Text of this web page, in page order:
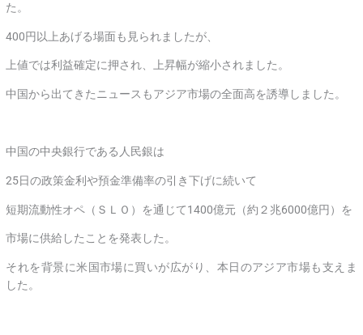
た。
400円以上あげる場面も見られましたが、
上値では利益確定に押され、上昇幅が縮小されました。
中国から出てきたニュースもアジア市場の全面高を誘導しました。
中国の中央銀行である人民銀は
25日の政策金利や預金準備率の引き下げに続いて
短期流動性オペ（ＳＬＯ）を通じて1400億元（約２兆6000億円）を
市場に供給したことを発表した。
それを背景に米国市場に買いが広がり、本日のアジア市場も支えま
した。